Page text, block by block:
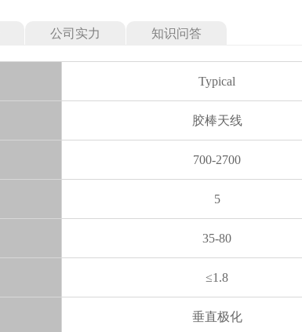
公司实力 知识问答
Typical
胶棒天线
700-2700
5
35-80
≤1.8
垂直极化